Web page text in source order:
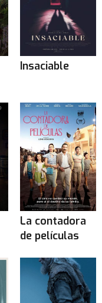
Insaciable
La contadora
de películas